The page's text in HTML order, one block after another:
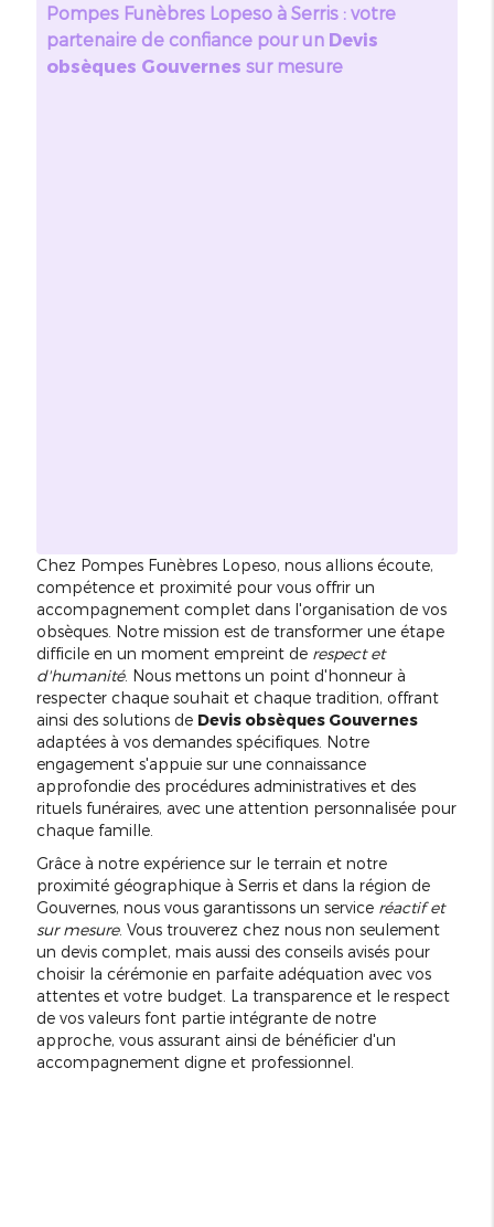
Pompes Funèbres Lopeso à Serris : votre
partenaire de confiance pour un Devis
obsèques Gouvernes sur mesure
Chez Pompes Funèbres Lopeso, nous allions écoute,
compétence et proximité pour vous offrir un
accompagnement complet dans l'organisation de vos
obsèques. Notre mission est de transformer une étape
difficile en un moment empreint de respect et
d'humanité. Nous mettons un point d'honneur à
respecter chaque souhait et chaque tradition, offrant
ainsi des solutions de Devis obsèques Gouvernes
adaptées à vos demandes spécifiques. Notre
engagement s'appuie sur une connaissance
approfondie des procédures administratives et des
rituels funéraires, avec une attention personnalisée pour
chaque famille.
Grâce à notre expérience sur le terrain et notre
proximité géographique à Serris et dans la région de
Gouvernes, nous vous garantissons un service réactif et
sur mesure. Vous trouverez chez nous non seulement
un devis complet, mais aussi des conseils avisés pour
choisir la cérémonie en parfaite adéquation avec vos
attentes et votre budget. La transparence et le respect
de vos valeurs font partie intégrante de notre
approche, vous assurant ainsi de bénéficier d'un
accompagnement digne et professionnel.